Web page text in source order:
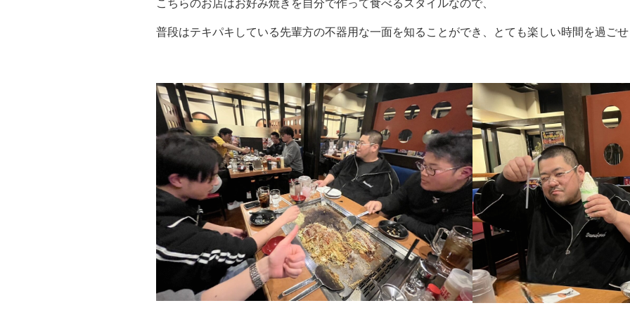
こちらのお店はお好み焼きを自分で作って食べるスタイルなので、
普段はテキパキしている先輩方の不器用な一面を知ることができ、とても楽しい時間を過ご